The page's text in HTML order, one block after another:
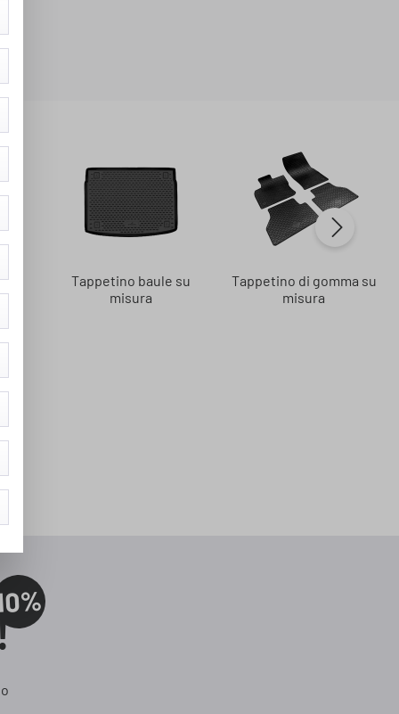
Tappetino baule su
misura
Tappetino di gomma su
misura